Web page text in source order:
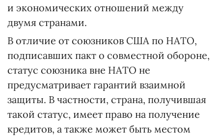
и экономических отношений между
двумя странами.
В отличие от союзников США по НАТО,
подписавших пакт о совместной обороне,
статус союзника вне НАТО не
предусматривает гарантий взаимной
защиты. В частности, страна, получившая
такой статус, имеет право на получение
кредитов, а также может быть местом